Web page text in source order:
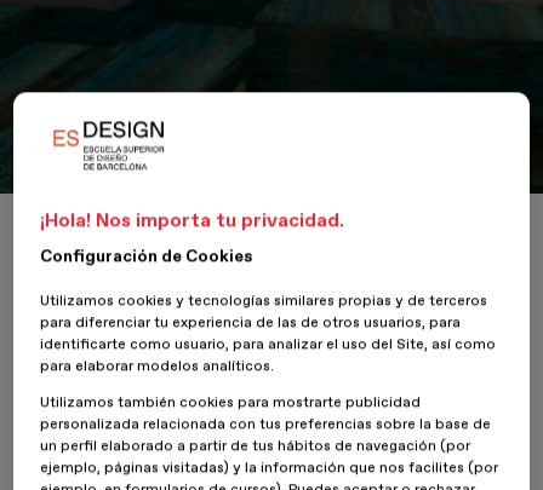
Centro Vital Bakalar
Inicio ESDESIGNERS Centro Vital Bakalar
7 Junio 2018
El proyecto se ubica en la zona de Bacalar-México y es concebido
como una tienda de venta de productos orgánicos y de
elaboración artesanal, con servicios personalizados de masajes y
tratamientos corporales y faciales.
¡Hola! Nos importa tu privacidad.
Configuración de Cookies
Utilizamos cookies y tecnologías similares propias y de terceros
para diferenciar tu experiencia de las de otros usuarios, para
identificarte como usuario, para analizar el uso del Site, así como
para elaborar modelos analíticos.
Utilizamos también cookies para mostrarte publicidad
personalizada relacionada con tus preferencias sobre la base de
un perfil elaborado a partir de tus hábitos de navegación (por
ejemplo, páginas visitadas) y la información que nos facilites (por